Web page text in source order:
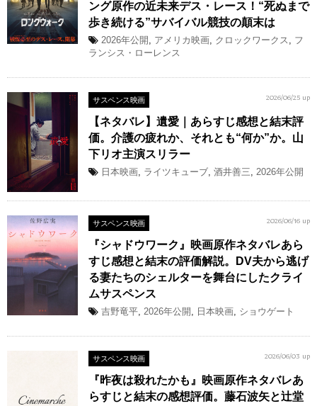
ング原作の近未来デス・レース！“死ぬまで
歩き続ける”サバイバル競技の顛末は
2026年公開 , アメリカ映画, クロックワークス , フ
ランシス・ローレンス
サスペンス映画 2026/06/25 up
【ネタバレ】遺愛｜あらすじ感想と結末評
価。介護の疲れか、それとも“何か”か。山
下リオ主演スリラー
日本映画, ライツキューブ, 酒井善三, 2026年公開
サスペンス映画 2026/06/16 up
『シャドウワーク』映画原作ネタバレあら
すじ感想と結末の評価解説。DV夫から逃げ
る妻たちのシェルターを舞台にしたクライ
ムサスペンス
吉野竜平, 2026年公開 , 日本映画, ショウゲート
サスペンス映画 2026/06/03 up
『昨夜は殺れたかも』映画原作ネタバレあ
らすじと結末の感想評価。藤石波矢と辻堂